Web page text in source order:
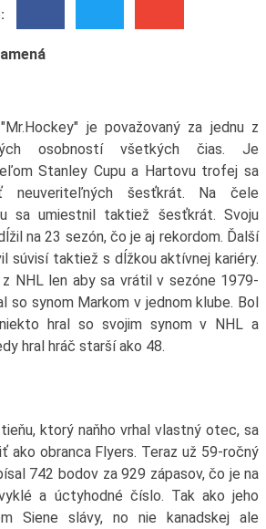
je považovaný za jednu z
osobností všetkých čias. Je
Stanley Cupu a Hartovu trofej sa
neuveriteľných šesťkrát. Na čele
sa umiestnil taktiež šesťkrát. Svoju
na 23 sezón, čo je aj rekordom. Ďalší
súvisí taktiež s dĺžkou aktívnej kariéry.
NHL len aby sa vrátil v sezóne 1979-
so synom Markom v jednom klube. Bol
hral so svojim synom v NHL a
hral hráč starší ako 48.
ktorý naňho vrhal vlastný otec, sa
ako obranca Flyers. Teraz už 59-ročný
742 bodov za 929 zápasov, čo je na
a úctyhodné číslo. Tak ako jeho
Siene slávy, no nie kanadskej ale